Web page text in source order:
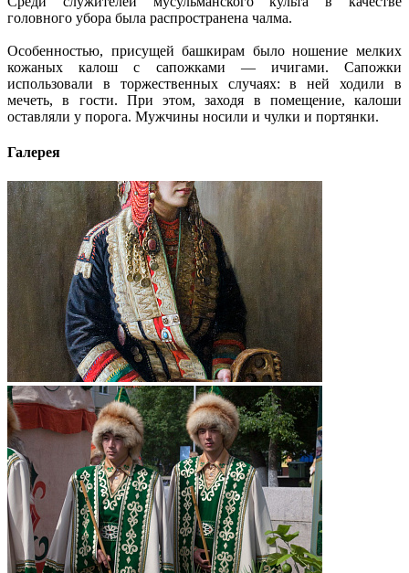
головного убора была распространена чалма.
Особенностью, присущей башкирам было ношение мелких
кожаных калош с сапожками — ичигами. Сапожки
использовали в торжественных случаях: в ней ходили в
мечеть, в гости. При этом, заходя в помещение, калоши
оставляли у порога. Мужчины носили и чулки и портянки.
Галерея